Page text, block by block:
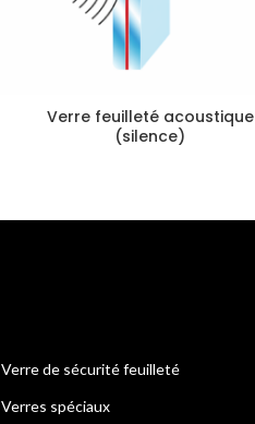
Verre feuilleté acoustique
(silence)
Verre de sécurité feuilleté
Verres spéciaux